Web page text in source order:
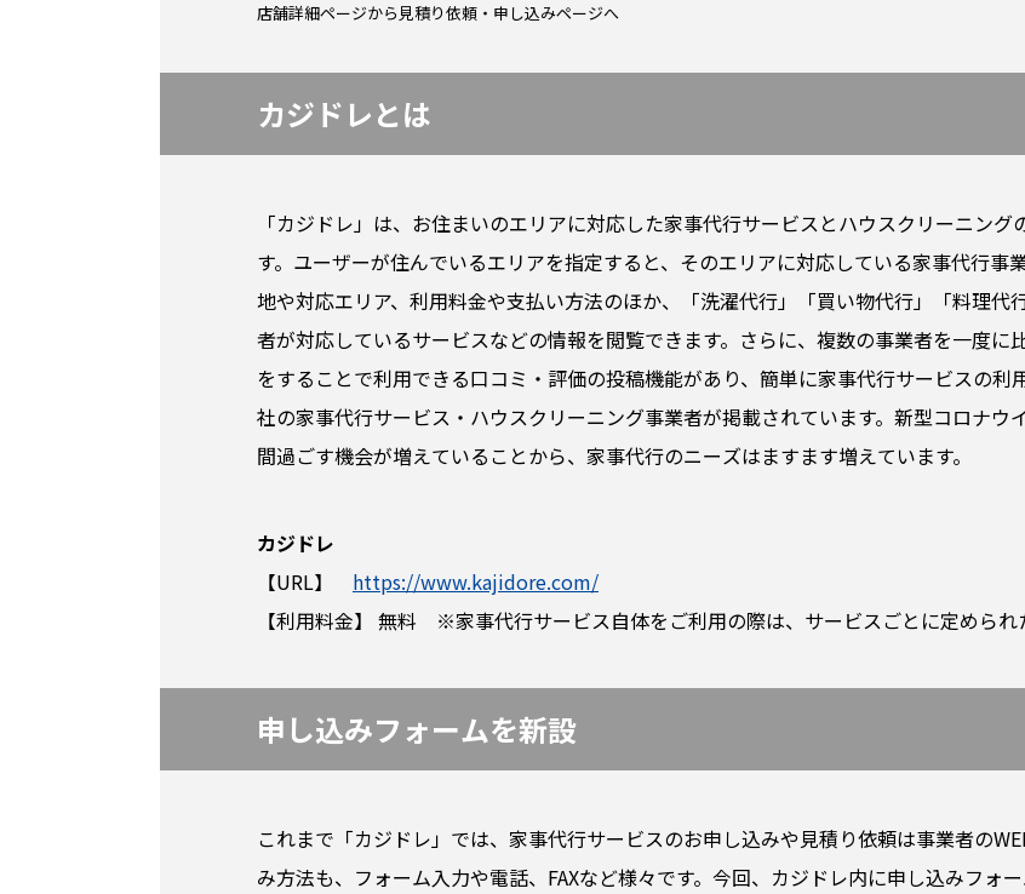
店舗詳細ページから見積り依頼・申し込みページへ
カジドレとは
「カジドレ」は、お住まいのエリアに対応した家事代行サービスとハウスクリーニン
す。ユーザーが住んでいるエリアを指定すると、そのエリアに対応している家事代行事
地や対応エリア、利用料金や支払い方法のほか、「洗濯代行」「買い物代行」「料理代
者が対応しているサービスなどの情報を閲覧できます。さらに、複数の事業者を一度に
をすることで利用できる口コミ・評価の投稿機能があり、簡単に家事代行サービスの利
社の家事代行サービス・ハウスクリーニング事業者が掲載されています。新型コロナウ
間過ごす機会が増えていることから、家事代行のニーズはますます増えています。
カジドレ
【URL】 https://www.kajidore.com/
【利用料金】 無料 ※家事代行サービス自体をご利用の際は、サービスごとに定められ
申し込みフォームを新設
これまで「カジドレ」では、家事代行サービスのお申し込みや見積り依頼は事業者の
み方法も、フォーム入力や電話、FAXなど様々です。今回、カジドレ内に申し込みフォ